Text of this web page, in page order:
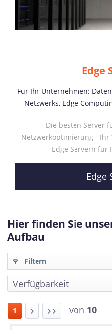
Edge
Für Ihr Unternehmen:
Netzwerks, Edge
Die besten Server
Netzwerkoptimierung - Ihr
Edge Servern für
Edge
Hier finden Sie
Aufbau
Filtern
1 von 10